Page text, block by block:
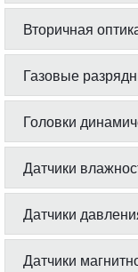
Вторичная
Газовые
Головки
Датчики
Датчики
Датчики